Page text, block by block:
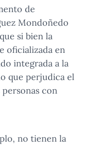
de
Mondoñedo
si bien la
oficializada en
integrada a la
que perjudica el
personas con
no tienen la